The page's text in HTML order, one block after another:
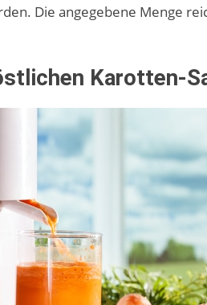
Die angegebene Menge
Karotten-